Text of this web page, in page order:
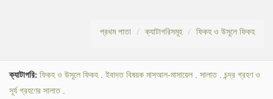
প্রথম পাতা ক্যাটাগরিসমূহ ফিকহ ও উসূলে ফিকহ
ক্যাটাগরি: ফিকহ ও উসূলে ফিকহ. ইবাদত বিষয়ক মাসআল-মাসায়েল . সালাত.চন্দ্র গ্রহণ ও
সূর্য গ্রহণের সালাত.